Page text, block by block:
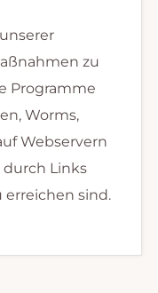
zu
Programme
Worms,
Webservern
Links
erreichen sind.